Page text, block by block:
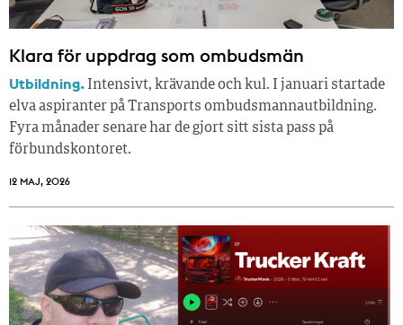
Klara för uppdrag som ombudsmän
Utbildning. Intensivt, krävande och kul. I januari startade
elva aspiranter på Transports ombudsmannautbildning.
Fyra månader senare har de gjort sitt sista pass på
förbundskontoret.
12 MAJ, 2026